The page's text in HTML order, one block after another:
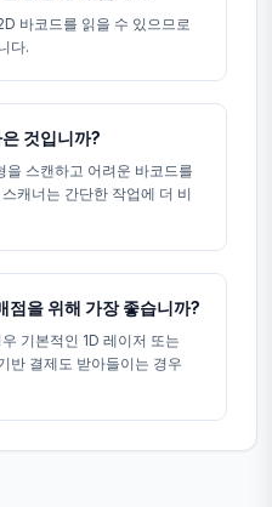
바코드를 읽을 수 있으므로
다.
것입니까?
을 스캔하고 어려운 바코드를
캐너는 간단한 작업에 더 비
점을 위해 가장 좋습니까?
기본적인 1D 레이저 또는
반 결제도 받아들이는 경우